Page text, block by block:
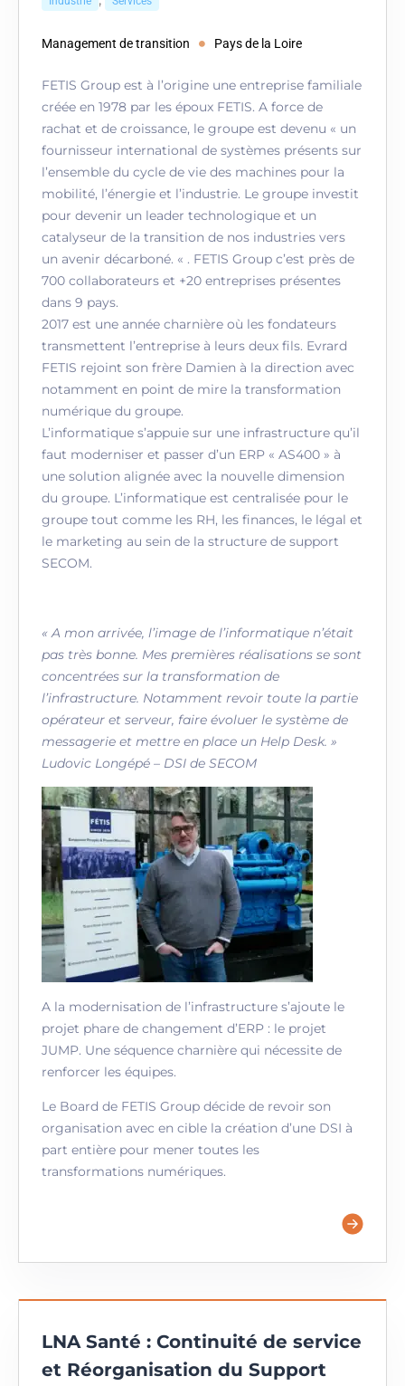
Management de transition Pays de la Loire
FETIS Group est à l’origine une entreprise familiale
créée en 1978 par les époux FETIS. A force de
rachat et de croissance, le groupe est devenu « un
fournisseur international de systèmes présents sur
l’ensemble du cycle de vie des machines pour la
mobilité, l’énergie et l’industrie. Le groupe investit
pour devenir un leader technologique et un
catalyseur de la transition de nos industries vers
un avenir décarboné. « . FETIS Group c’est près de
700 collaborateurs et +20 entreprises présentes
dans 9 pays.
2017 est une année charnière où les fondateurs
transmettent l’entreprise à leurs deux fils. Evrard
FETIS rejoint son frère Damien à la direction avec
notamment en point de mire la transformation
numérique du groupe.
L’informatique s’appuie sur une infrastructure qu’il
faut moderniser et passer d’un ERP « AS400 » à
une solution alignée avec la nouvelle dimension
du groupe. L’informatique est centralisée pour le
groupe tout comme les RH, les finances, le légal et
le marketing au sein de la structure de support
SECOM.
« A mon arrivée, l’image de l’informatique n’était
pas très bonne. Mes premières réalisations se sont
concentrées sur la transformation de
l’infrastructure. Notamment revoir toute la partie
opérateur et serveur, faire évoluer le système de
messagerie et mettre en place un Help Desk. »
Ludovic Longépé – DSI de SECOM
A la modernisation de l’infrastructure s’ajoute le
projet phare de changement d’ERP : le projet
JUMP. Une séquence charnière qui nécessite de
renforcer les équipes.
Le Board de FETIS Group décide de revoir son
organisation avec en cible la création d’une DSI à
part entière pour mener toutes les
transformations numériques.
LNA Santé : Continuité de service
et Réorganisation du Support